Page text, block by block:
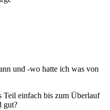
und -wo hatte ich was von
Teil einfach bis zum Überlauf
gut?